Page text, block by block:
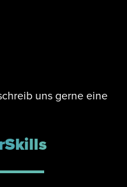
uns gerne eine